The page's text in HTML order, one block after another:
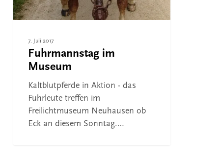
7. Juli 2017
Fuhrmannstag im
Museum
Kaltblutpferde in Aktion - das
Fuhrleute treffen im
Freilichtmuseum Neuhausen ob
Eck an diesem Sonntag.…